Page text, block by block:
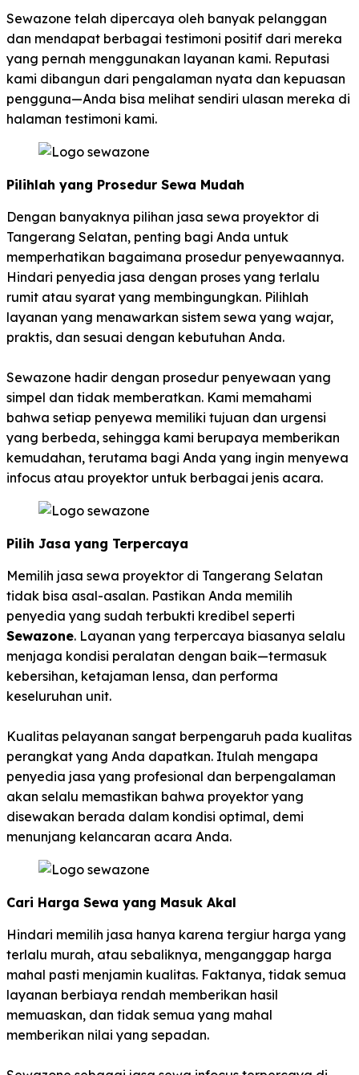
Sewazone telah dipercaya oleh banyak pelanggan
dan mendapat berbagai testimoni positif dari mereka
yang pernah menggunakan layanan kami. Reputasi
kami dibangun dari pengalaman nyata dan kepuasan
pengguna—Anda bisa melihat sendiri ulasan mereka di
halaman testimoni kami.
Pilihlah yang Prosedur Sewa Mudah
Dengan banyaknya pilihan jasa sewa proyektor di
Tangerang Selatan, penting bagi Anda untuk
memperhatikan bagaimana prosedur penyewaannya.
Hindari penyedia jasa dengan proses yang terlalu
rumit atau syarat yang membingungkan. Pilihlah
layanan yang menawarkan sistem sewa yang wajar,
praktis, dan sesuai dengan kebutuhan Anda.
Sewazone hadir dengan prosedur penyewaan yang
simpel dan tidak memberatkan. Kami memahami
bahwa setiap penyewa memiliki tujuan dan urgensi
yang berbeda, sehingga kami berupaya memberikan
kemudahan, terutama bagi Anda yang ingin menyewa
infocus atau proyektor untuk berbagai jenis acara.
Pilih Jasa yang Terpercaya
Memilih jasa sewa proyektor di Tangerang Selatan
tidak bisa asal-asalan. Pastikan Anda memilih
penyedia yang sudah terbukti kredibel seperti
Sewazone. Layanan yang terpercaya biasanya selalu
menjaga kondisi peralatan dengan baik—termasuk
kebersihan, ketajaman lensa, dan performa
keseluruhan unit.
Kualitas pelayanan sangat berpengaruh pada kualitas
perangkat yang Anda dapatkan. Itulah mengapa
penyedia jasa yang profesional dan berpengalaman
akan selalu memastikan bahwa proyektor yang
disewakan berada dalam kondisi optimal, demi
menunjang kelancaran acara Anda.
Cari Harga Sewa yang Masuk Akal
Hindari memilih jasa hanya karena tergiur harga yang
terlalu murah, atau sebaliknya, menganggap harga
mahal pasti menjamin kualitas. Faktanya, tidak semua
layanan berbiaya rendah memberikan hasil
memuaskan, dan tidak semua yang mahal
memberikan nilai yang sepadan.